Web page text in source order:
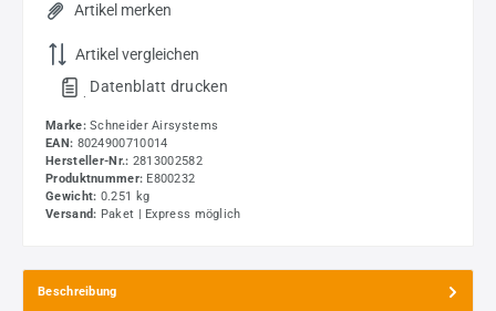
Artikel merken
Artikel vergleichen
. Datenblatt drucken
Marke:Schneider Airsystems
EAN: 8024900710014
Hersteller-Nr.: 2813002582
Produktnummer: E800232
Gewicht: 0.251 kg
Versand: Paket | Express möglich
Beschreibung